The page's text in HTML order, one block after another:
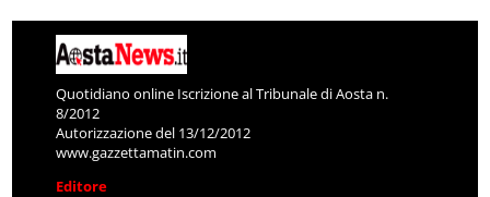
Quotidiano online Iscrizione al Tribunale di Aosta n.
8/2012
Autorizzazione del 13/12/2012
www.gazzettamatin.com
Editore